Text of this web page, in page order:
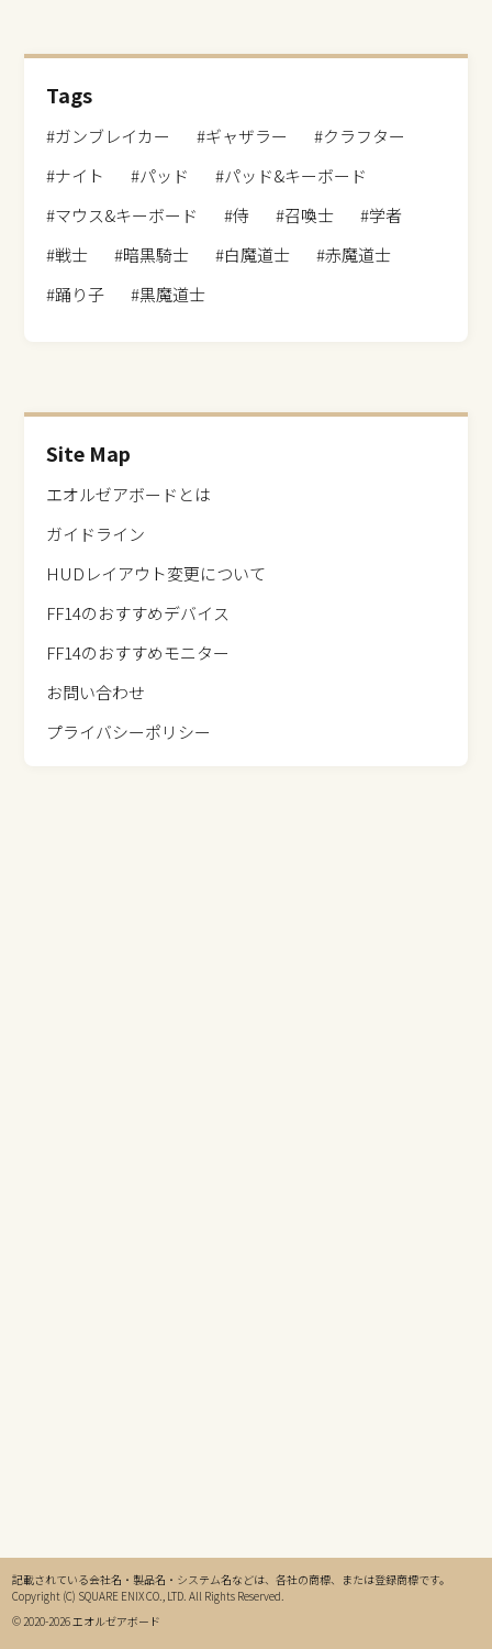
Tags
#ガンブレイカー #ギャザラー
#クラフター
#ナイト
#パッド
#パッド&キーボード
#マウス&キーボード
#侍 #召喚士
#学者
#戦士
#暗黒騎士 #白魔道士
#赤魔道士
#踊り子
#黒魔道士
Site Map
エオルゼアボードとは
ガイドライン
HUDレイアウト変更について
FF14のおすすめデバイス
FF14のおすすめモニター
お問い合わせ
プライバシーポリシー
記載されている会社名・製品名・システム名などは、各社の商標、または登録商標です。
Copyright (C) SQUARE ENIX CO., LTD. All Rights Reserved.
© 2020-2026 エオルゼアボード